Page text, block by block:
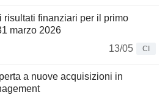
risultati finanziari per il primo
marzo 2026
13/05
CI
a nuove acquisizioni in